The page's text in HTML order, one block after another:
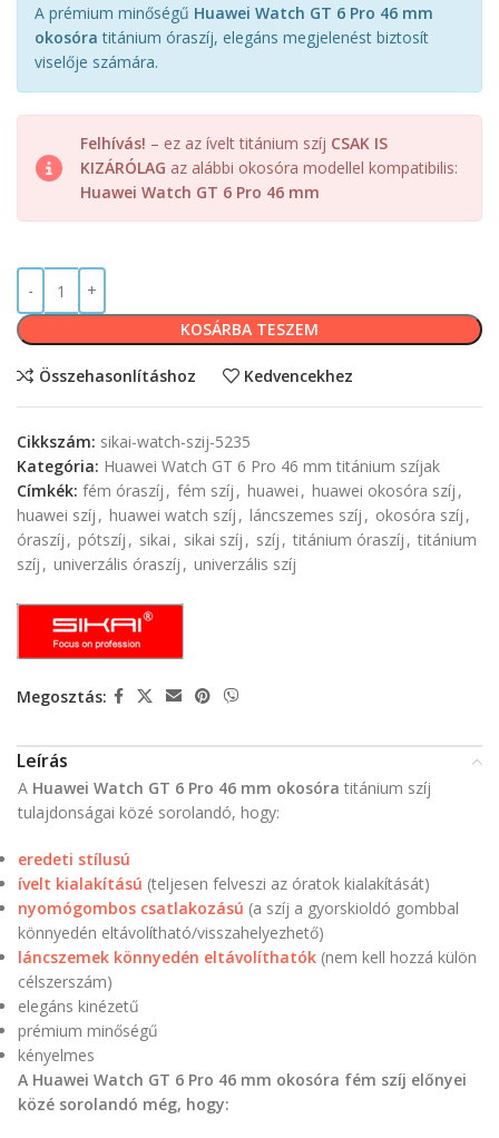
A prémium minőségű Huawei Watch GT 6 Pro 46 mm
okosóra titánium óraszíj, elegáns megjelenést biztosít
viselője számára.
Felhívás! – ez az ívelt titánium szíj CSAK IS
KIZÁRÓLAG az alábbi okosóra modellel kompatibilis:
Huawei Watch GT 6 Pro 46 mm
KOSÁRBA TESZEM
Összehasonlításhoz Kedvencekhez
Cikkszám: sikai-watch-szij-5235
Kategória: Huawei Watch GT 6 Pro 46 mm titánium szíjak
Címkék: fém óraszíj , fém szíj , huawei , huawei okosóra szíj ,
huawei szíj , huawei watch szíj , láncszemes szíj , okosóra szíj ,
óraszíj , pótszíj , sikai , sikai szíj , szíj , titánium óraszíj , titánium
szíj , univerzális óraszíj , univerzális szíj
Megosztás:
Leírás
A Huawei Watch GT 6 Pro 46 mm okosóra titánium szíj
tulajdonságai közé sorolandó, hogy:
eredeti stílusú
ívelt kialakítású (teljesen felveszi az óratok kialakítását)
nyomógombos csatlakozású (a szíj a gyorskioldó gombbal
könnyedén eltávolítható/visszahelyezhető)
láncszemek könnyedén eltávolíthatók (nem kell hozzá külön
célszerszám)
elegáns kinézetű
prémium minőségű
kényelmes
A Huawei Watch GT 6 Pro 46 mm okosóra fém szíj előnyei
közé sorolandó még, hogy: